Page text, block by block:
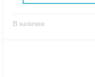
В наличии